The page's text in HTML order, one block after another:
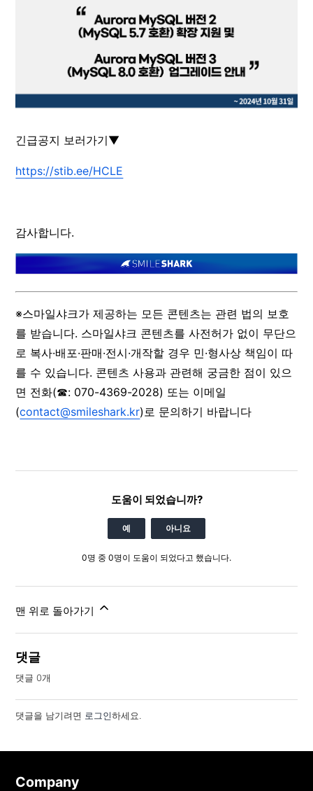
긴급공지 보러가기▼
https://stib.ee/HCLE
감사합니다.
※스마일샤크가 제공하는 모든 콘텐츠는 관련 법의 보호
를 받습니다. 스마일샤크 콘텐츠를 사전허가 없이 무단으
로 복사·배포·판매·전시·개작할 경우 민·형사상 책임이 따
를 수 있습니다. 콘텐츠 사용과 관련해 궁금한 점이 있으
면 전화(☎: 070-4369-2028) 또는 이메일
(contact@smileshark.kr)로 문의하기 바랍니다
도움이 되었습니까?
예 아니요
0명 중 0명이 도움이 되었다고 했습니다.
맨 위로 돌아가기
댓글
댓글 0개
댓글을 남기려면 로그인하세요.
Company